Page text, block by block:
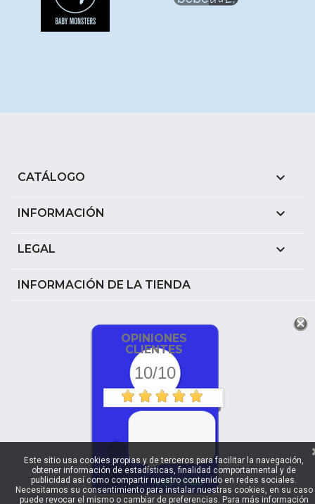
CATÁLOGO 
INFORMACIÓN 
LEGAL 
INFORMACIÓN DE LA TIENDA
OPINIONES
CLIENTES
10/10
ver más
Este sitio usa cookies propias y de terceros para facilitar la navegación,
obtener información de estadísticas, finalidad comportamental y de
publicidad así como compartir nuestro contenido en redes sociales.
Necesitamos su consentimiento para instalar nuestras cookies, en su caso
puede revocar el mismo o cambiar de preferencias. Para más información